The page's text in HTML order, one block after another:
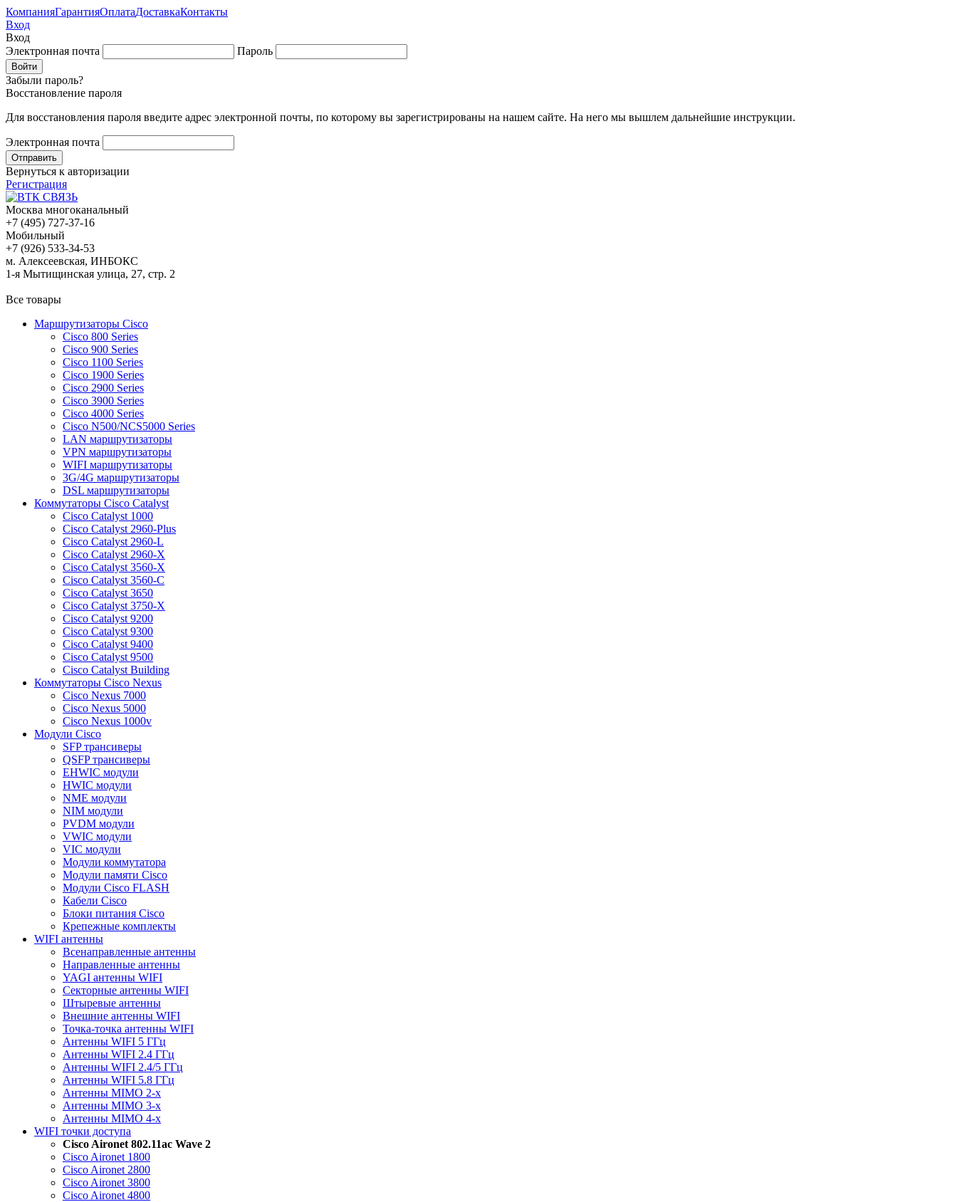
КомпанияГарантияОплатаДоставкаКонтакты
Вход
Вход
Электронная почта
Пароль
Забыли пароль?
Восстановление пароля
Для восстановления пароля введите адрес электронной почты, по которому вы зарегистрированы на нашем сайте. На него мы вышлем дальнейшие инструкции.
Электронная почта
Вернуться к авторизации
Регистрация
Москва многоканальный
+7 (495) 727-37-16
Мобильный
+7 (926) 533-34-53
м. Алексеевская, ИНБОКС
1-я Мытищинская улица, 27, стр. 2
Все товары
Маршрутизаторы Cisco
Cisco 800 Series
Cisco 900 Series
Cisco 1100 Series
Cisco 1900 Series
Cisco 2900 Series
Cisco 3900 Series
Cisco 4000 Series
Cisco N500/NCS5000 Series
LAN маршрутизаторы
VPN маршрутизаторы
WIFI маршрутизаторы
3G/4G маршрутизаторы
DSL маршрутизаторы
Коммутаторы Cisco Catalyst
Cisco Catalyst 1000
Cisco Catalyst 2960-Plus
Cisco Catalyst 2960-L
Cisco Catalyst 2960-X
Cisco Catalyst 3560-X
Cisco Catalyst 3560-C
Cisco Catalyst 3650
Cisco Catalyst 3750-X
Cisco Catalyst 9200
Cisco Catalyst 9300
Cisco Catalyst 9400
Cisco Catalyst 9500
Cisco Catalyst Building
Коммутаторы Cisco Nexus
Cisco Nexus 7000
Cisco Nexus 5000
Cisco Nexus 1000v
Модули Cisco
SFP трансиверы
QSFP трансиверы
EHWIC модули
HWIC модули
NME модули
NIM модули
PVDM модули
VWIC модули
VIC модули
Модули коммутатора
Модули памяти Cisco
Модули Cisco FLASH
Кабели Cisco
Блоки питания Cisco
Крепежные комплекты
WIFI антенны
Всенаправленные антенны
Направленные антенны
YAGI антенны WIFI
Секторные антенны WIFI
Штыревые антенны
Внешние антенны WIFI
Точка-точка антенны WIFI
Антенны WIFI 5 ГГц
Антенны WIFI 2.4 ГГц
Антенны WIFI 2.4/5 ГГц
Антенны WIFI 5.8 ГГц
Антенны MIMO 2-x
Антенны MIMO 3-x
Антенны MIMO 4-x
WIFI точки доступа
Cisco Aironet 802.11ac Wave 2
Cisco Aironet 1800
Cisco Aironet 2800
Cisco Aironet 3800
Cisco Aironet 4800